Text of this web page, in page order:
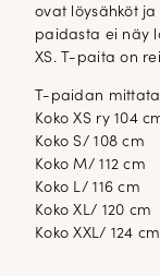
ovat löysähköt
paidasta ei näy
XS. T-paita on
T-paidan
Koko XS ry 104
Koko S/ 108 cm
Koko M/ 112 cm
Koko L/ 116 cm
Koko XL/ 120 cm
Koko XXL/ 124 cm